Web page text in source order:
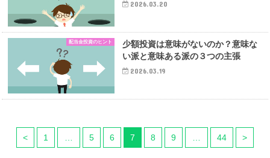
2026.03.20
配当金投資のヒント
少額投資は意味がないのか？意味な
い派と意味ある派の３つの主張
2026.03.19
< 1 5 6 7 8 9 44 >